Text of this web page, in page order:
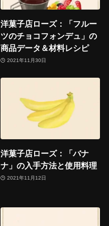
洋菓子店ローズ：「フルー
ツのチョコフォンデュ」の
商品データ＆材料レシピ
2021年11月30日
洋菓子店ローズ：「バナ
ナ」の入手方法と使用料理
2021年11月12日